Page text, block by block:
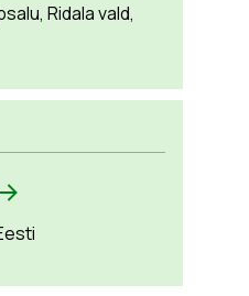
Ridala vald,